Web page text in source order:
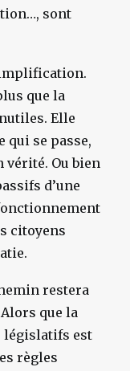
sont
que la
Elle
qui se passe,
vérité. Ou bien
d’une
citoyens
restera
que la
législatifs est
règles